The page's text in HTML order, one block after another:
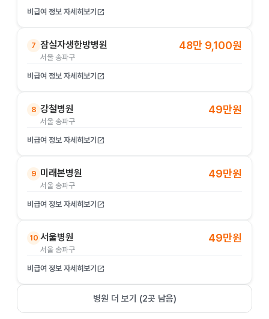
비급여 정보 자세히보기 open_in_new
7 잠실자생한방병원
서울 송파구
48만 9,100원
비급여 정보 자세히보기 open_in_new
8 강철병원
서울 송파구
49만원
비급여 정보 자세히보기 open_in_new
9 미래본병원
서울 송파구
49만원
비급여 정보 자세히보기 open_in_new
10 서울병원
서울 송파구
49만원
비급여 정보 자세히보기 open_in_new
병원 더 보기 (2곳 남음)